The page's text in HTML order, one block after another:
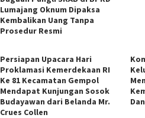
Lumajang Oknum Dipaksa
Kembalikan Uang Tanpa
Prosedur Resmi
Persiapan Upacara Hari
Proklamasi Kemerdekaan RI
Ke 81 Kecamatan Gempol
Mendapat Kunjungan Sosok
Budayawan dari Belanda Mr.
Crues Collen